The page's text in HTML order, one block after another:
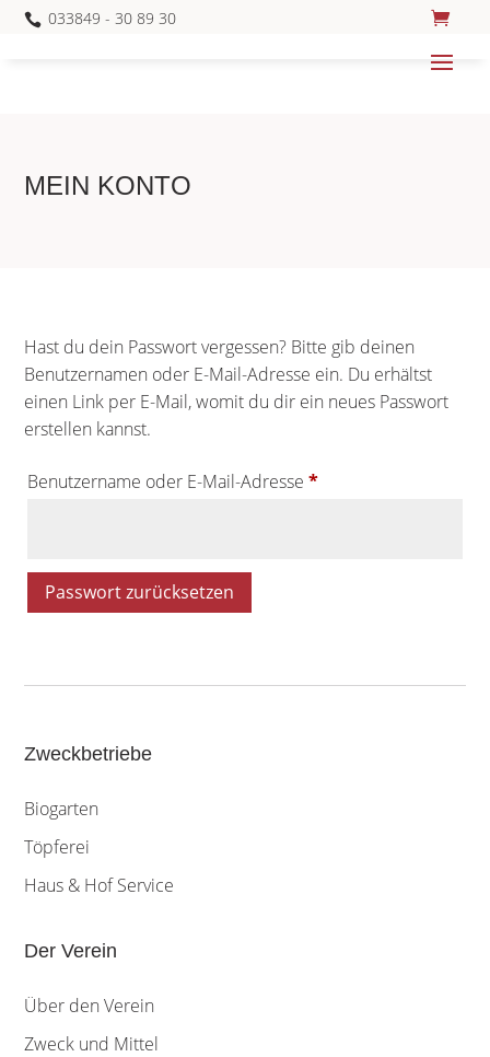
 033849 - 30 89 30
MEIN KONTO
Hast du dein Passwort vergessen? Bitte gib deinen
Benutzernamen oder E-Mail-Adresse ein. Du erhältst
einen Link per E-Mail, womit du dir ein neues Passwort
erstellen kannst.
Benutzername oder E-Mail-Adresse*Erforderlich
Passwort zurücksetzen
Zweckbetriebe
Biogarten
Töpferei
Haus & Hof Service
Der Verein
Über den Verein
Zweck und Mittel